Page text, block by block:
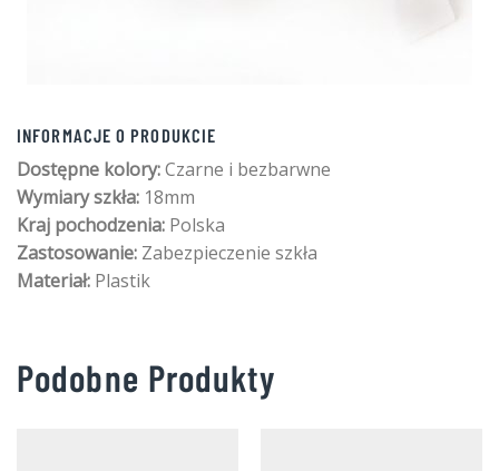
INFORMACJE O PRODUKCIE
Dostępne kolory:Czarne i bezbarwne
Wymiary szkła: 18mm
Kraj pochodzenia: Polska
Zastosowanie: Zabezpieczenie szkła
Materiał: Plastik
Podobne Produkty